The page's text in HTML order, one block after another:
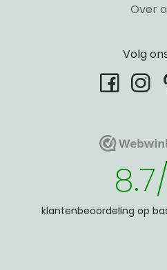
Over
Volg
facebook
WebwinkelKeur
klantenbeoordeling op